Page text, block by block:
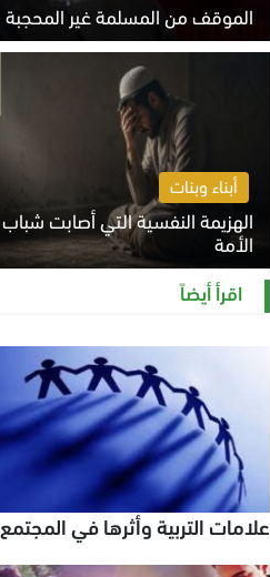
الموقف من المسلمة غير المحجبة
الخميس 6 أغسطس 2026 10:45 ص
أبناء وبنات
الهزيمة النفسية التي أصابت شباب
الأمة
الخميس 6 أغسطس 2026 11:12 ص
اقرأ أيضاً
علامات التربية وأثرها في المجتمع